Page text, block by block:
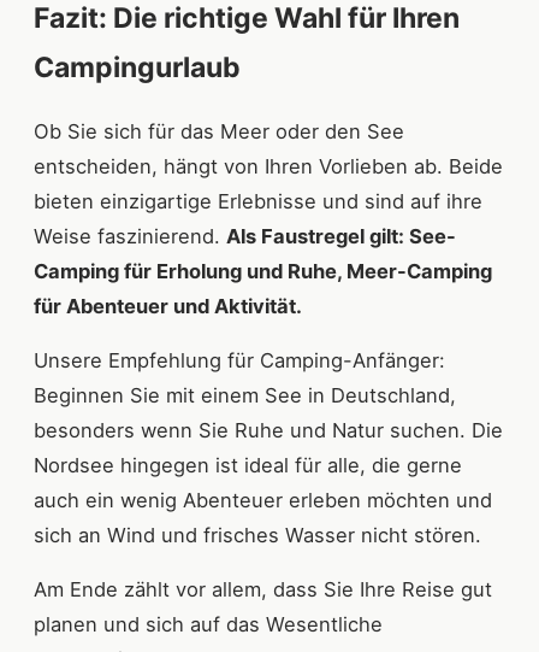
Fazit: Die richtige Wahl für Ihren
Campingurlaub
Ob Sie sich für das Meer oder den See
entscheiden, hängt von Ihren Vorlieben ab. Beide
bieten einzigartige Erlebnisse und sind auf ihre
Weise faszinierend. Als Faustregel gilt: See-
Camping für Erholung und Ruhe, Meer-Camping
für Abenteuer und Aktivität.
Unsere Empfehlung für Camping-Anfänger:
Beginnen Sie mit einem See in Deutschland,
besonders wenn Sie Ruhe und Natur suchen. Die
Nordsee hingegen ist ideal für alle, die gerne
auch ein wenig Abenteuer erleben möchten und
sich an Wind und frisches Wasser nicht stören.
Am Ende zählt vor allem, dass Sie Ihre Reise gut
planen und sich auf das Wesentliche